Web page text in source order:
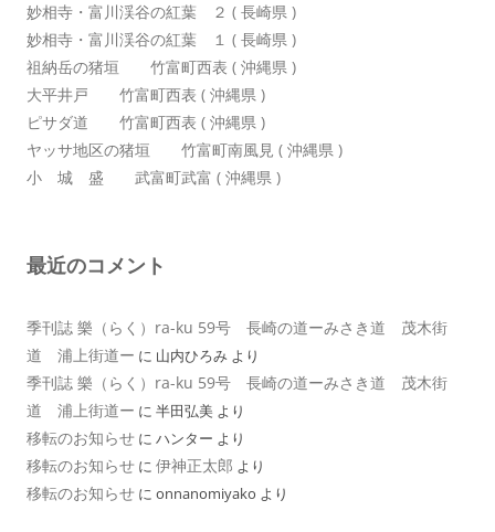
妙相寺・富川渓谷の紅葉 ２ ( 長崎県 )
妙相寺・富川渓谷の紅葉 １ ( 長崎県 )
祖納岳の猪垣 竹富町西表 ( 沖縄県 )
大平井戸 竹富町西表 ( 沖縄県 )
ピサダ道 竹富町西表 ( 沖縄県 )
ヤッサ地区の猪垣 竹富町南風見 ( 沖縄県 )
小 城 盛 武富町武富 ( 沖縄県 )
最近のコメント
季刊誌 樂（らく）ra-ku 59号 長崎の道ーみさき道 茂木街
道 浦上街道ー に 山内ひろみ より
季刊誌 樂（らく）ra-ku 59号 長崎の道ーみさき道 茂木街
道 浦上街道ー に 半田弘美 より
移転のお知らせ に ハンター より
移転のお知らせ に 伊神正太郎 より
移転のお知らせ に onnanomiyako より